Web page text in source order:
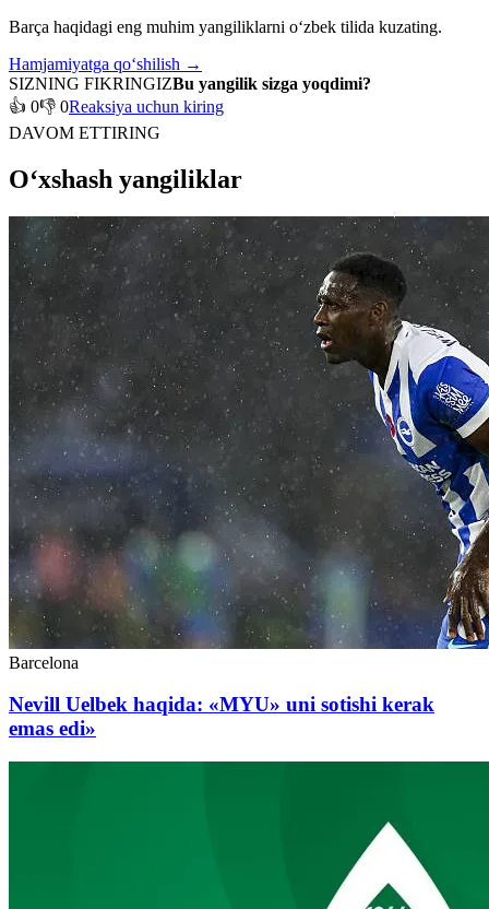
Barça haqidagi eng muhim yangiliklarni o‘zbek tilida kuzating.
Hamjamiyatga qo‘shilish →
SIZNING FIKRINGIZBu yangilik sizga yoqdimi?
👍 0👎 0Reaksiya uchun kiring
DAVOM ETTIRING
O‘xshash yangiliklar
Barcelona
Nevill Uelbek haqida: «MYU» uni sotishi kerak
emas edi»